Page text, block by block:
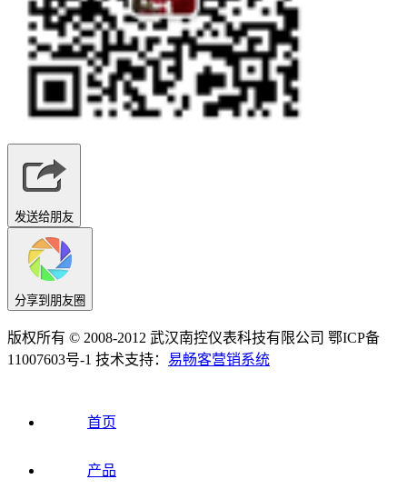
发送给朋友
分享到朋友圈
版权所有 © 2008-2012 武汉南控仪表科技有限公司 鄂ICP备
11007603号-1 技术支持： 易畅客营销系统
首页
产品